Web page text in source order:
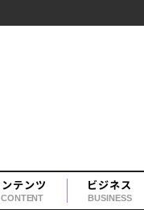
テンツ ビジネス
BUSINESS